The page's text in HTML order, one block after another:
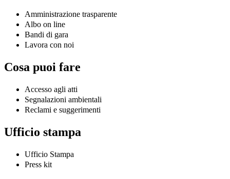
Amministrazione trasparente
Albo on line
Bandi di gara
Lavora con noi
Cosa puoi fare
Accesso agli atti
Segnalazioni ambientali
Reclami e suggerimenti
Ufficio stampa
Ufficio Stampa
Press kit